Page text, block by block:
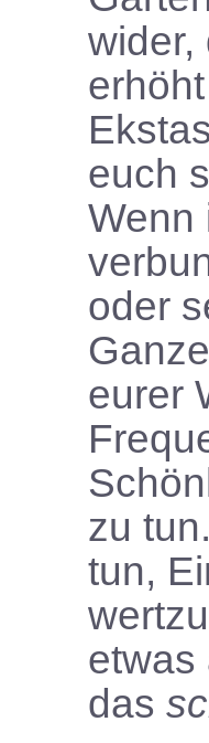
wider,
euch
Wenn
oder
eurer
zu
tun,
etwas
das